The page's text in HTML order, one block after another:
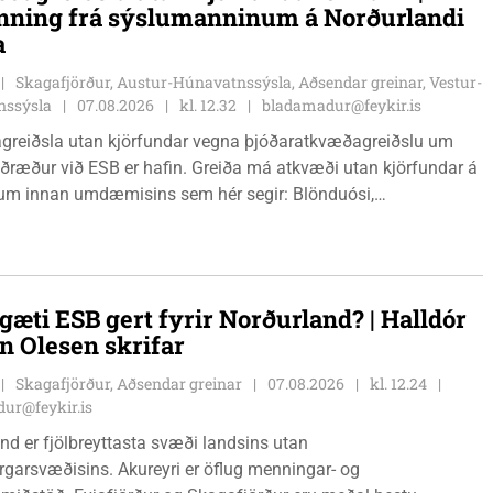
frá sýslumanninum á Norðurlandi
Skagafjörður, Austur-Húnavatnssýsla, Aðsendar greinar, Vestur-
07.08.2026 kl. 12.32
bladamadur@feykir.is
utan kjörfundar vegna þjóðaratkvæðagreiðslu um
er hafin. Greiða má atkvæði utan kjörfundar á
innan umdæmisins sem hér segir: Blönduósi,
- 15:00. Hvammstanga, ráðhúsi Húnaþings vestra að
og föstudaga kl. 10:00 - 12:00. Skagaströnd,
að Túnbraut 1-3, Skagaströnd, mánudaga -
kl. 09:00 - 12:00 og 13:00 - 15:00, frá og með
17. ágúst 2026.
ESB gert fyrir Norðurland? | Halldór
Olesen skrifar
Skagafjörður, Aðsendar greinar 07.08.2026
kl. 12.24
er fjölbreyttasta svæði landsins utan
Akureyri er öflug menningar- og